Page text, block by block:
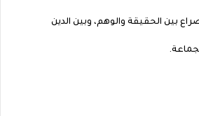
بين الحقيقة والوهم، وبين الدين